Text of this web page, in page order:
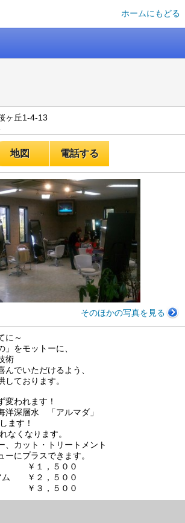
ホームにもどる
ヶ丘1-4-13
地図 電話する
そのほかの写真を見る
に～
」をモットーに、
術
でいただけるよう、
ております。
われます！
「アルマダ」
ます！
なくなります。
カット・トリートメント
プラスできます。
１，５００
２，５００
，５００